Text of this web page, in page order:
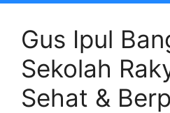
Gus Ipul
Sekolah
Sehat &